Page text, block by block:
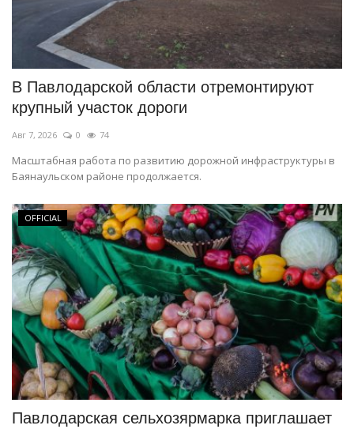
В Павлодарской области отремонтируют
крупный участок дороги
Авг 7, 2026 0 74
Масштабная работа по развитию дорожной инфраструктуры в
Баянаульском районе продолжается.
OFFICIAL
Павлодарская сельхозярмарка приглашает